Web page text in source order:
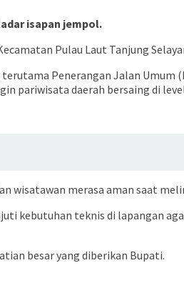
isapan jempol.
Pulau Laut Tanjung
Penerangan Jalan Umum
pariwisata daerah bersaing di
wisatawan merasa aman saat
kebutuhan teknis di lapangan
besar yang diberikan Bupati.